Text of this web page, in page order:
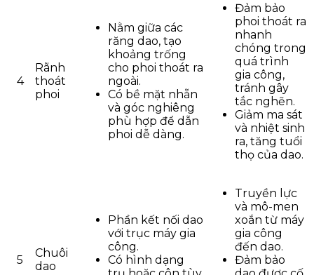
4
Rãnh
thoát
phoi
Nằm giữa các
răng dao, tạo
khoảng trống
cho phoi thoát ra
ngoài.
Có bề mặt nhẵn
và góc nghiêng
phù hợp để dẫn
phoi dễ dàng.
Đảm bảo
phoi thoát ra
nhanh
chóng trong
quá trình
gia công,
tránh gây
tắc nghẽn.
Giảm ma sát
và nhiệt sinh
ra, tăng tuổi
thọ của dao.
5
Chuôi
dao
Phần kết nối dao
với trục máy gia
công.
Có hình dạng
Truyền lực
và mô-men
xoắn từ máy
gia công
đến dao.
Đảm bảo